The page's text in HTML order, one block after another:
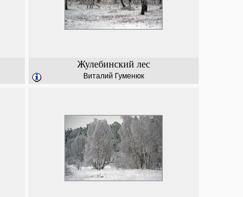
Жулебинский лес
Виталий Гуменюк